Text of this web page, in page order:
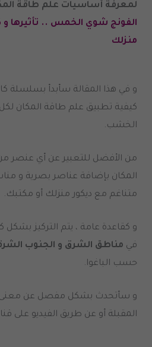
لمعرفة أساسيات علم طاقة
الفونج شوي الخمس .. تأثيرها و
منزلك
و في هذا المقالة سأبدأ بسلسلة
كيفية تطبيق علم طاقة المكان
الخشب.
من الأفضل للتعبير عن أي عنصر
المكان بإضافة عناصر بصرية و
متناغم مع ديكور منزلك أو مكتبك.
و كقاعدة عامة ، يتم التركيز
في مناطق الشرق و الجنوب
حسب الباغوا.
و سأتحدث بشكل مفصل عن معنى
المقبلة أو عن طريق الفيديو على